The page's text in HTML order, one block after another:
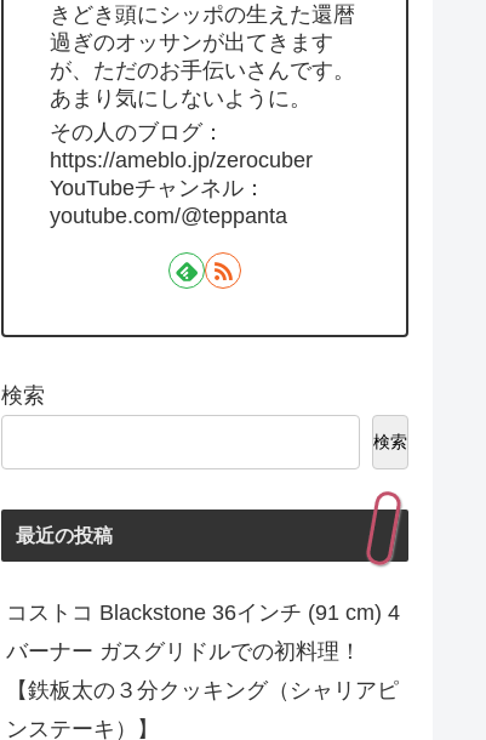
きどき頭にシッポの生えた還暦
過ぎのオッサンが出てきます
が、ただのお手伝いさんです。
あまり気にしないように。
その人のブログ：
https://ameblo.jp/zerocuber
YouTubeチャンネル：
youtube.com/@teppanta
検索
検索
最近の投稿
コストコ Blackstone 36インチ (91 cm) 4
バーナー ガスグリドルでの初料理！
【鉄板太の３分クッキング（シャリアピ
ンステーキ）】